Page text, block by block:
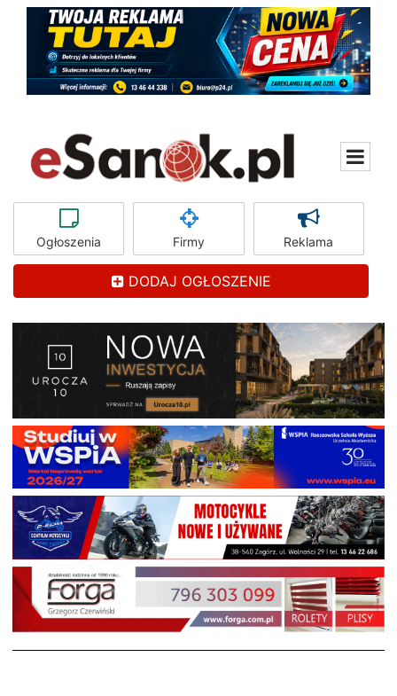
Ogłoszenia Firmy Reklama
DODAJ OGŁOSZENIE